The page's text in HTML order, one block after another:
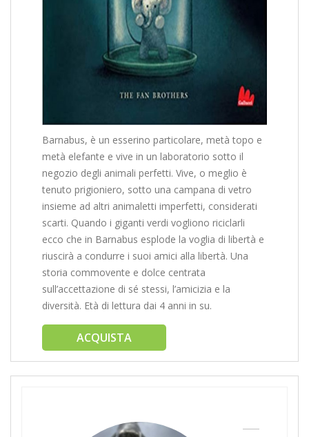
Barnabus, è un esserino particolare, metà topo e
metà elefante e vive in un laboratorio sotto il
negozio degli animali perfetti. Vive, o meglio è
tenuto prigioniero, sotto una campana di vetro
insieme ad altri animaletti imperfetti, considerati
scarti. Quando i giganti verdi vogliono riciclarli
ecco che in Barnabus esplode la voglia di libertà e
riuscirà a condurre i suoi amici alla libertà. Una
storia commovente e dolce centrata
sull’accettazione di sé stessi, l’amicizia e la
diversità. Età di lettura dai 4 anni in su.
ACQUISTA